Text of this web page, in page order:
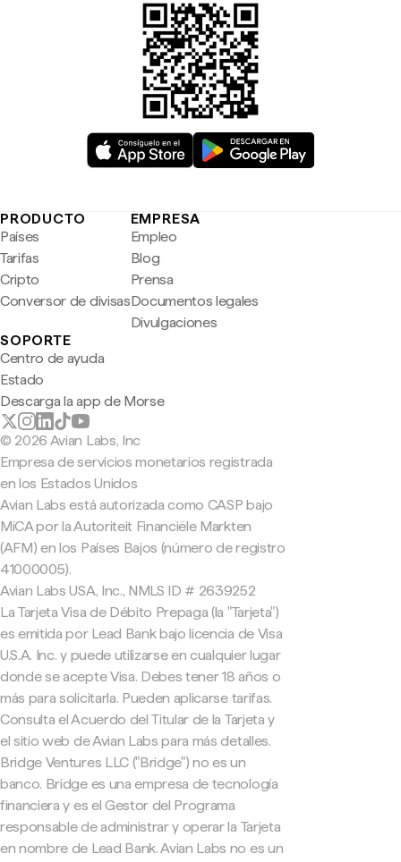
PRODUCTO
Países
Tarifas
Cripto
Conversor de divisas
EMPRESA
Empleo
Blog
Prensa
Documentos legales
Divulgaciones
SOPORTE
Centro de ayuda
Estado
Descarga la app de Morse
© 2026 Avian Labs, Inc
Empresa de servicios monetarios registrada
en los Estados Unidos
Avian Labs está autorizada como CASP bajo
MiCA por la Autoriteit Financiële Markten
(AFM) en los Países Bajos (número de registro
41000005).
Avian Labs USA, Inc., NMLS ID # 2639252
La Tarjeta Visa de Débito Prepaga (la "Tarjeta")
es emitida por Lead Bank bajo licencia de Visa
U.S.A. Inc. y puede utilizarse en cualquier lugar
donde se acepte Visa. Debes tener 18 años o
más para solicitarla. Pueden aplicarse tarifas.
Consulta el Acuerdo del Titular de la Tarjeta y
el sitio web de Avian Labs para más detalles.
Bridge Ventures LLC ("Bridge") no es un
banco. Bridge es una empresa de tecnología
financiera y es el Gestor del Programa
responsable de administrar y operar la Tarjeta
en nombre de Lead Bank. Avian Labs no es un